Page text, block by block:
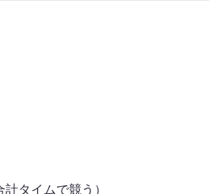
タイムで競う）